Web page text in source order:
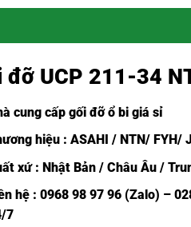
đỡ UCP 211-34
cung cấp gối đỡ ổ bi giá sỉ
hiệu : ASAHI / NTN/ FYH/
xứ : Nhật Bản / Châu Âu /
hệ : 0968 98 97 96 (Zalo) –
7